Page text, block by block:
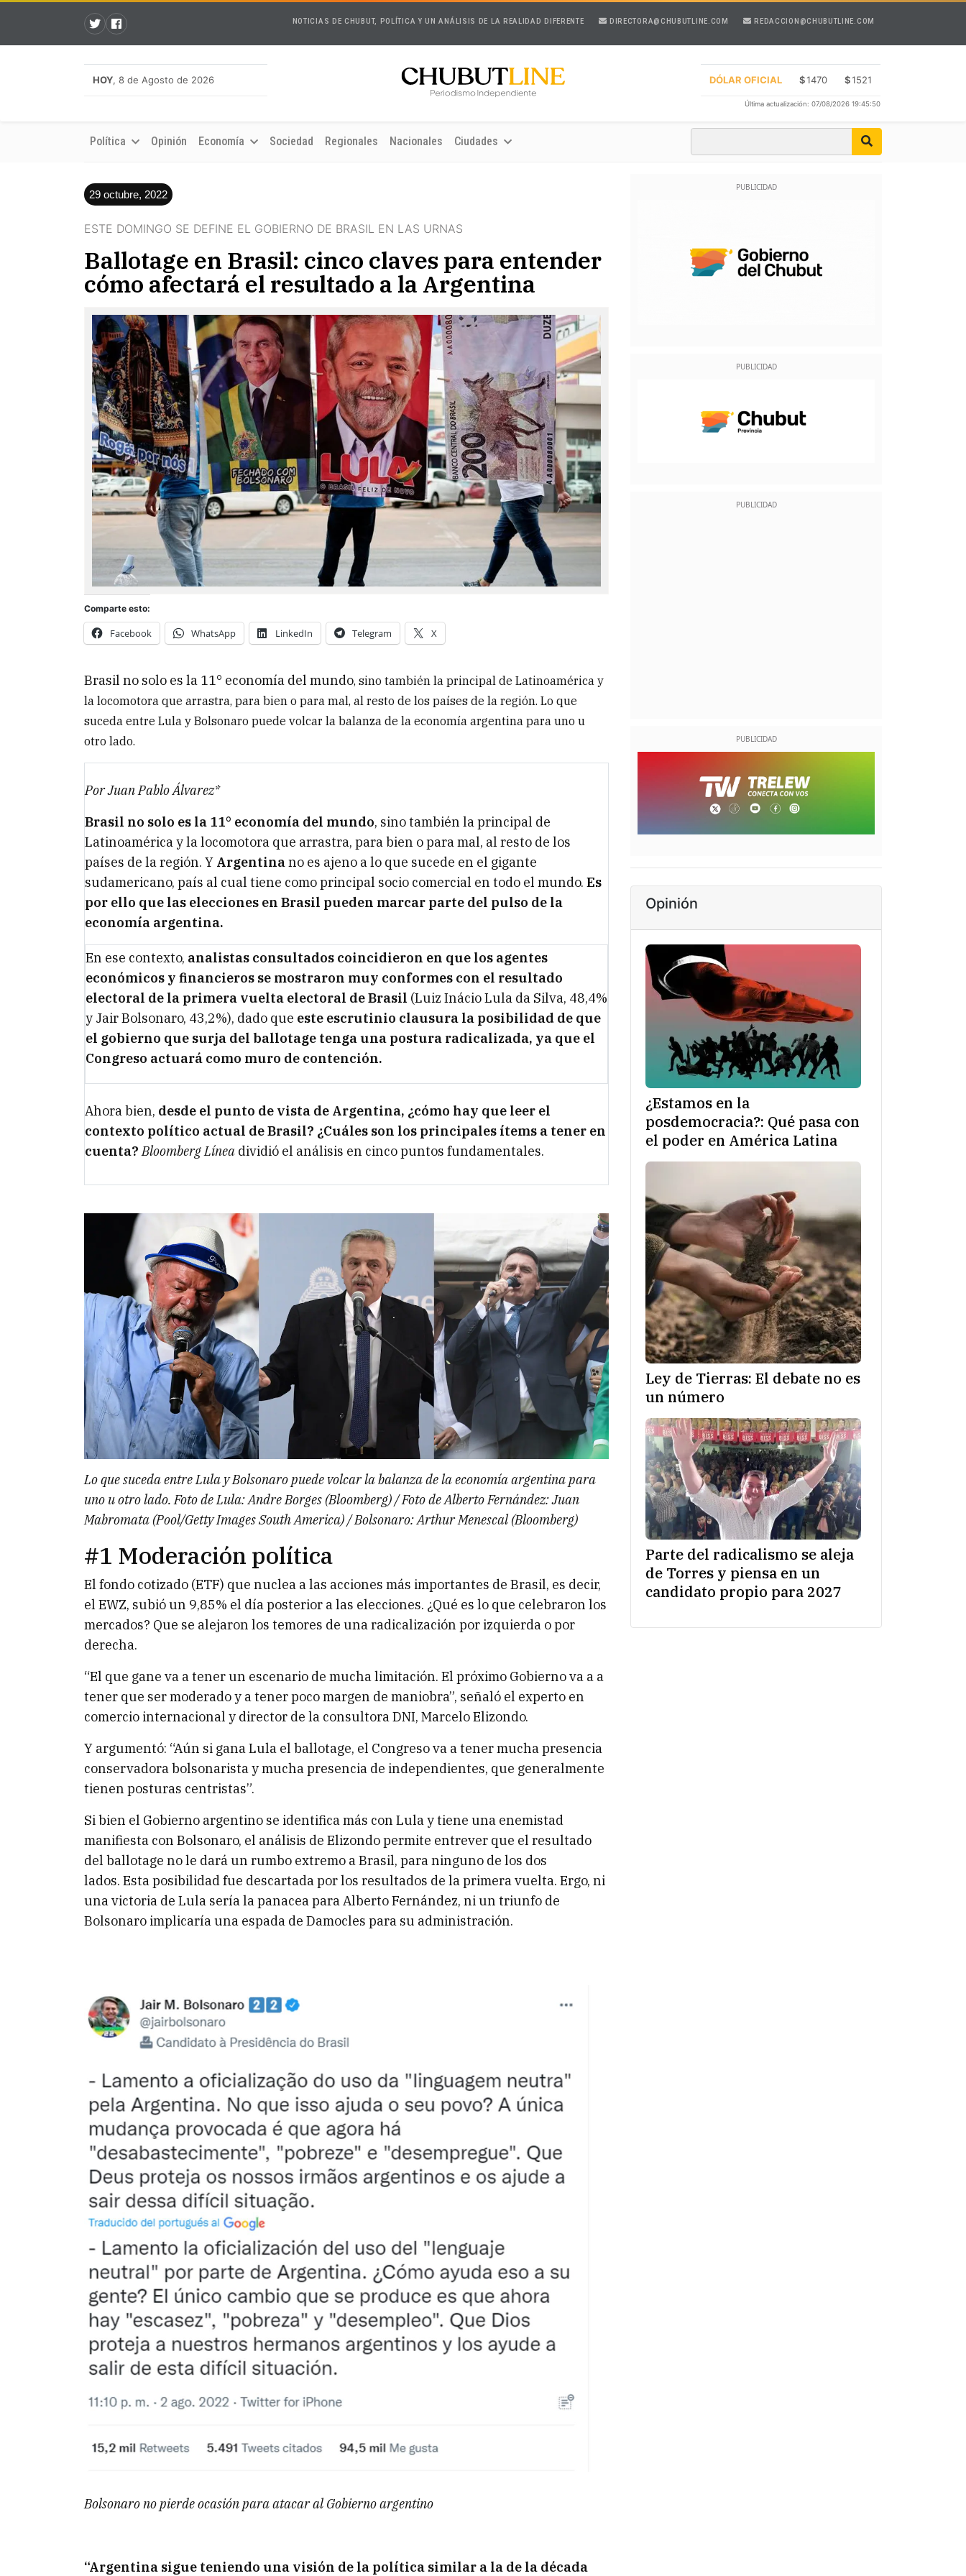
NOTICIAS DE CHUBUT, POLÍTICA Y UN ANÁLISIS DE LA REALIDAD DIFERENTE DIRECTORA@CHUBUTLINE.COM REDACCION@CHUBUTLINE.COM
HOY, 8 de Agosto de 2026 DÓLAR OFICIAL $1470 $1521
Última actualización: 07/08/2026 19:45:50
Política Opinión Economía Sociedad Regionales Nacionales Ciudades
29 octubre, 2022
ESTE DOMINGO SE DEFINE EL GOBIERNO DE BRASIL EN LAS URNAS
Ballotage en Brasil: cinco claves para entender
cómo afectará el resultado a la Argentina
Comparte esto:
Facebook WhatsApp LinkedIn Telegram X
Brasil no solo es la 11° economía del mundo, sino también la principal de Latinoamérica y
la locomotora que arrastra, para bien o para mal, al resto de los países de la región. Lo que
suceda entre Lula y Bolsonaro puede volcar la balanza de la economía argentina para uno u
otro lado.
Por Juan Pablo Álvarez*
Brasil no solo es la 11° economía del mundo, sino también la principal de
Latinoamérica y la locomotora que arrastra, para bien o para mal, al resto de los
países de la región. Y Argentinano es ajeno a lo que sucede en el gigante
sudamericano, país al cual tiene como principal socio comercial en todo el mundo. Es
por ello que las elecciones en Brasil pueden marcar parte del pulso de la
economía argentina.
En ese contexto, analistas consultados coincidieron en que los agentes
económicos y financieros se mostraron muy conformes con el resultado
electoral de la primera vuelta electoral de Brasil (Luiz Inácio Lula da Silva, 48,4%
y Jair Bolsonaro, 43,2%), dado que este escrutinio clausura la posibilidad de que
el gobierno que surja del ballotage tenga una postura radicalizada, ya que el
Congreso actuará como muro de contención.
Ahora bien, desde el punto de vista de Argentina, ¿cómo hay que leer el
contexto político actual de Brasil? ¿Cuáles son los principales ítems a tener en
cuenta?Bloomberg Línea dividió el análisis en cinco puntos fundamentales.
Lo que suceda entre Lula y Bolsonaro puede volcar la balanza de la economía argentina para
uno u otro lado.Foto de Lula: Andre Borges (Bloomberg) / Foto de Alberto Fernández: Juan
Mabromata (Pool/Getty Images South America) / Bolsonaro: Arthur Menescal (Bloomberg)
#1 Moderación política
El fondo cotizado (ETF) que nuclea a las acciones más importantes de Brasil, es decir,
el EWZ, subió un 9,85% el día posterior a las elecciones. ¿Qué es lo que celebraron los
mercados? Que se alejaron los temores de una radicalización por izquierda o por
derecha.
“El que gane va a tener un escenario de mucha limitación. El próximo Gobierno va a a
tener que ser moderado y a tener poco margen de maniobra”, señaló el experto en
comercio internacional y director de la consultora DNI, Marcelo Elizondo.
Y argumentó: “Aún si gana Lula el ballotage, el Congreso va a tener mucha presencia
conservadora bolsonarista y mucha presencia de independientes, que generalmente
tienen posturas centristas”.
Si bien el Gobierno argentino se identifica más con Lula y tiene una enemistad
manifiesta con Bolsonaro, el análisis de Elizondo permite entrever que el resultado
del ballotage no le dará un rumbo extremo a Brasil, para ninguno de los dos
lados. Esta posibilidad fue descartada por los resultados de la primera vuelta. Ergo, ni
una victoria de Lula sería la panacea para Alberto Fernández, ni un triunfo de
Bolsonaro implicaría una espada de Damocles para su administración.
Bolsonaro no pierde ocasión para atacar al Gobierno argentino
“Argentina sigue teniendo una visión de la política similar a la de la década
Opinión
¿Estamos en la
posdemocracia?: Qué pasa con
el poder en América Latina
Ley de Tierras: El debate no es
un número
Parte del radicalismo se aleja
de Torres y piensa en un
candidato propio para 2027